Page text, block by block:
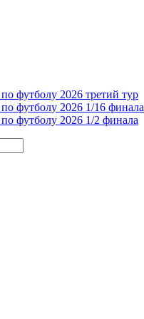
футболу 2026 третий тур
футболу 2026 1/16 финала
футболу 2026 1/2 финала